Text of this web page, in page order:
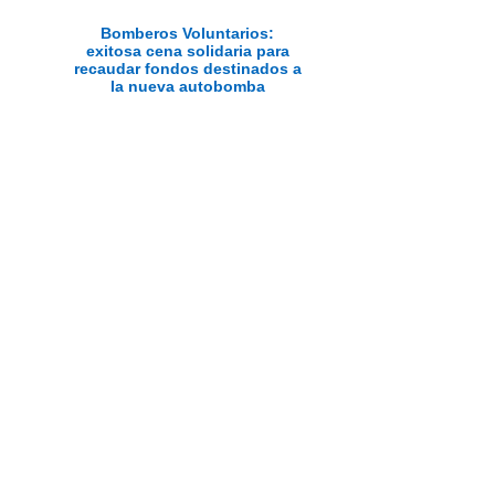
Bomberos Voluntarios:
exitosa cena solidaria para
recaudar fondos destinados a
la nueva autobomba